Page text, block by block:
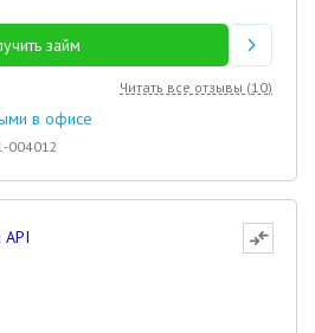
займ
Читать все отзывы (10)
в офисе
004012